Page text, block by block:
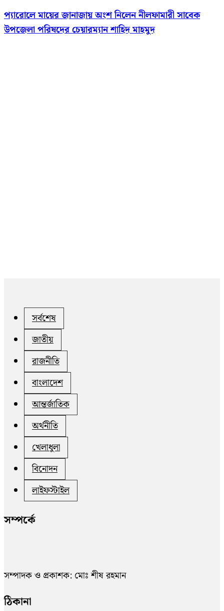
প্যারোলে মায়ের জানাজায় অংশ নিলেন নীলফামারী সাবেক
উপজেলা পরিষদের চেয়ারম্যান শাহিদ মাহমুদ
সর্বশেষ
জাতীয়
রাজনীতি
বাংলাদেশ
আন্তর্জাতিক
অর্থনীতি
খেলাধুলা
বিনোদন
লাইফস্টাইল
সম্পর্কে
সম্পাদক ও প্রকাশক: মোঃ শীষ রহমান
ঠিকানা